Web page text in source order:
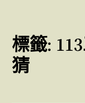
標籤:
猜